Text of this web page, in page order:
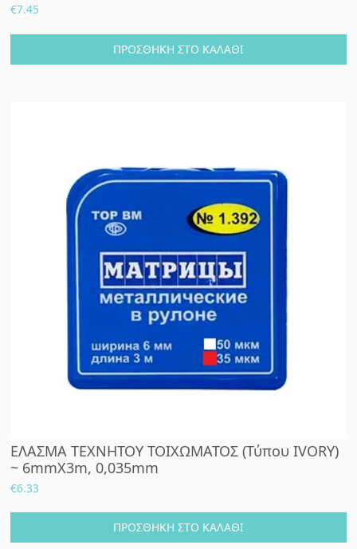
€7.45
ΠΡΟΣΘΉΚΗ ΣΤΟ ΚΑΛΆΘΙ
ΕΛΑΣΜΑ ΤΕΧΝΗΤΟΥ ΤΟΙΧΩΜΑΤΟΣ (Τύπου IVORY)
~ 6mmX3m, 0,035mm
€6.33
ΠΡΟΣΘΉΚΗ ΣΤΟ ΚΑΛΆΘΙ